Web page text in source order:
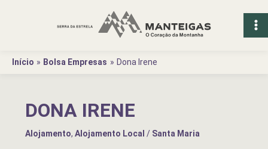
Início
Bolsa Empresas Dona Irene
DONA IRENE
Alojamento, Alojamento Local / Santa Maria